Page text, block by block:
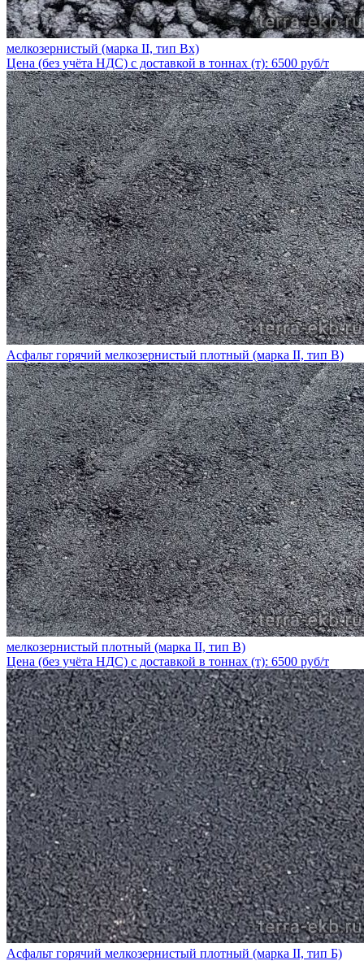
мелкозернистый (марка II, тип Вх)
Цена (без учёта НДС) с доставкой в тоннах (т): 6500 руб/т
Асфальт горячий мелкозернистый плотный (марка II, тип В)
мелкозернистый плотный (марка II, тип В)
Цена (без учёта НДС) с доставкой в тоннах (т): 6500 руб/т
Асфальт горячий мелкозернистый плотный (марка II, тип Б)